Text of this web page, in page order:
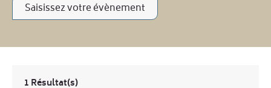
Saisissez votre évènement
1 Résultat(s)